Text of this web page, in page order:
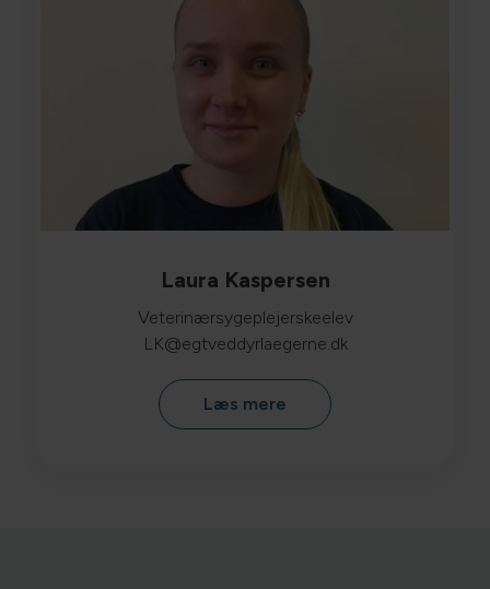
Laura Kaspersen
Veterinærsygeplejerskeelev
LK@egtveddyrlaegerne.dk
Læs mere